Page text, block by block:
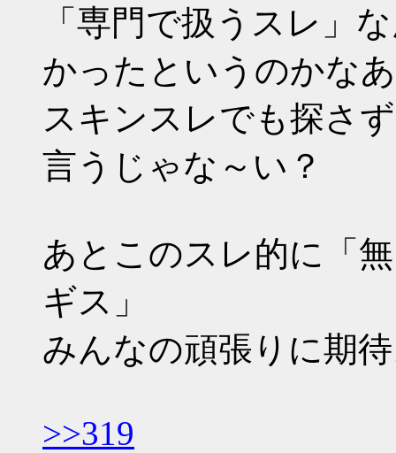
「専門で扱うスレ」
かったというのかな
スキンスレでも探さ
言うじゃな～い？
あとこのスレ的に「
ギス」
みんなの頑張りに期
>>319